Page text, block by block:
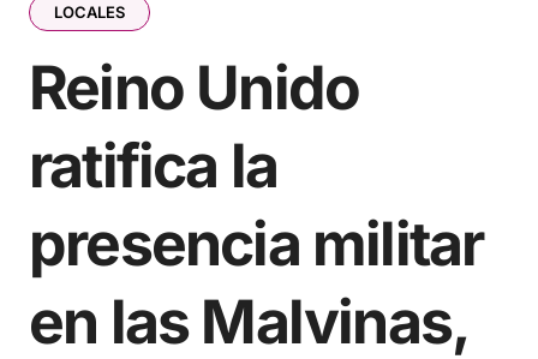
LOCALES
Reino Unido
ratifica la
presencia militar
en las Malvinas,